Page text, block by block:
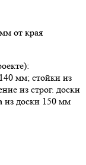
от края
мм; стойки из
из строг. доски
из доски 150 мм